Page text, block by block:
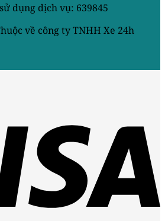
dụng dịch vụ: 639845
về công ty TNHH Xe 24h